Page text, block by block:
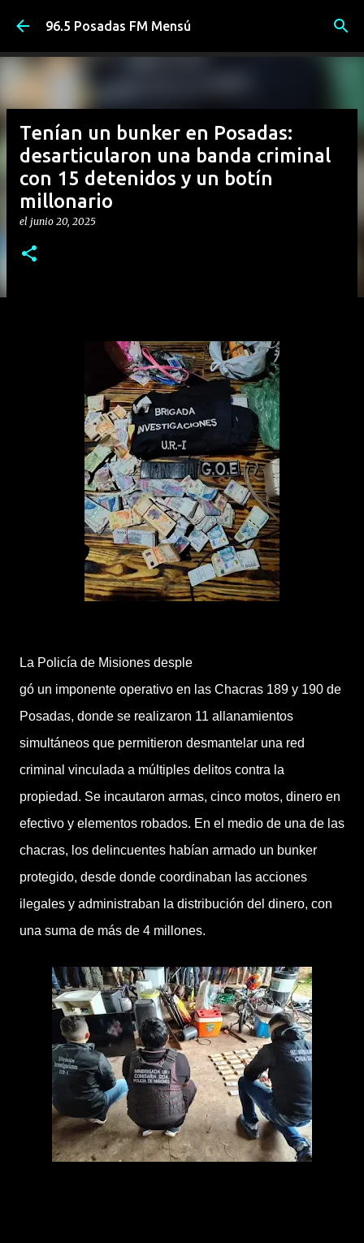
Ir al contenido principal
96.5 Posadas FM Mensú
Tenían un bunker en Posadas:
desarticularon una banda criminal
con 15 detenidos y un botín
millonario
el junio 20, 2025
La Policía de Misiones desple
gó un imponente operativo en las Chacras 189 y 190 de
Posadas, donde se realizaron 11 allanamientos
simultáneos que permitieron desmantelar una red
criminal vinculada a múltiples delitos contra la
propiedad. Se incautaron armas, cinco motos, dinero en
efectivo y elementos robados. En el medio de una de las
chacras, los delincuentes habían armado un bunker
protegido, desde donde coordinaban las acciones
ilegales y administraban la distribución del dinero, con
una suma de más de 4 millones.